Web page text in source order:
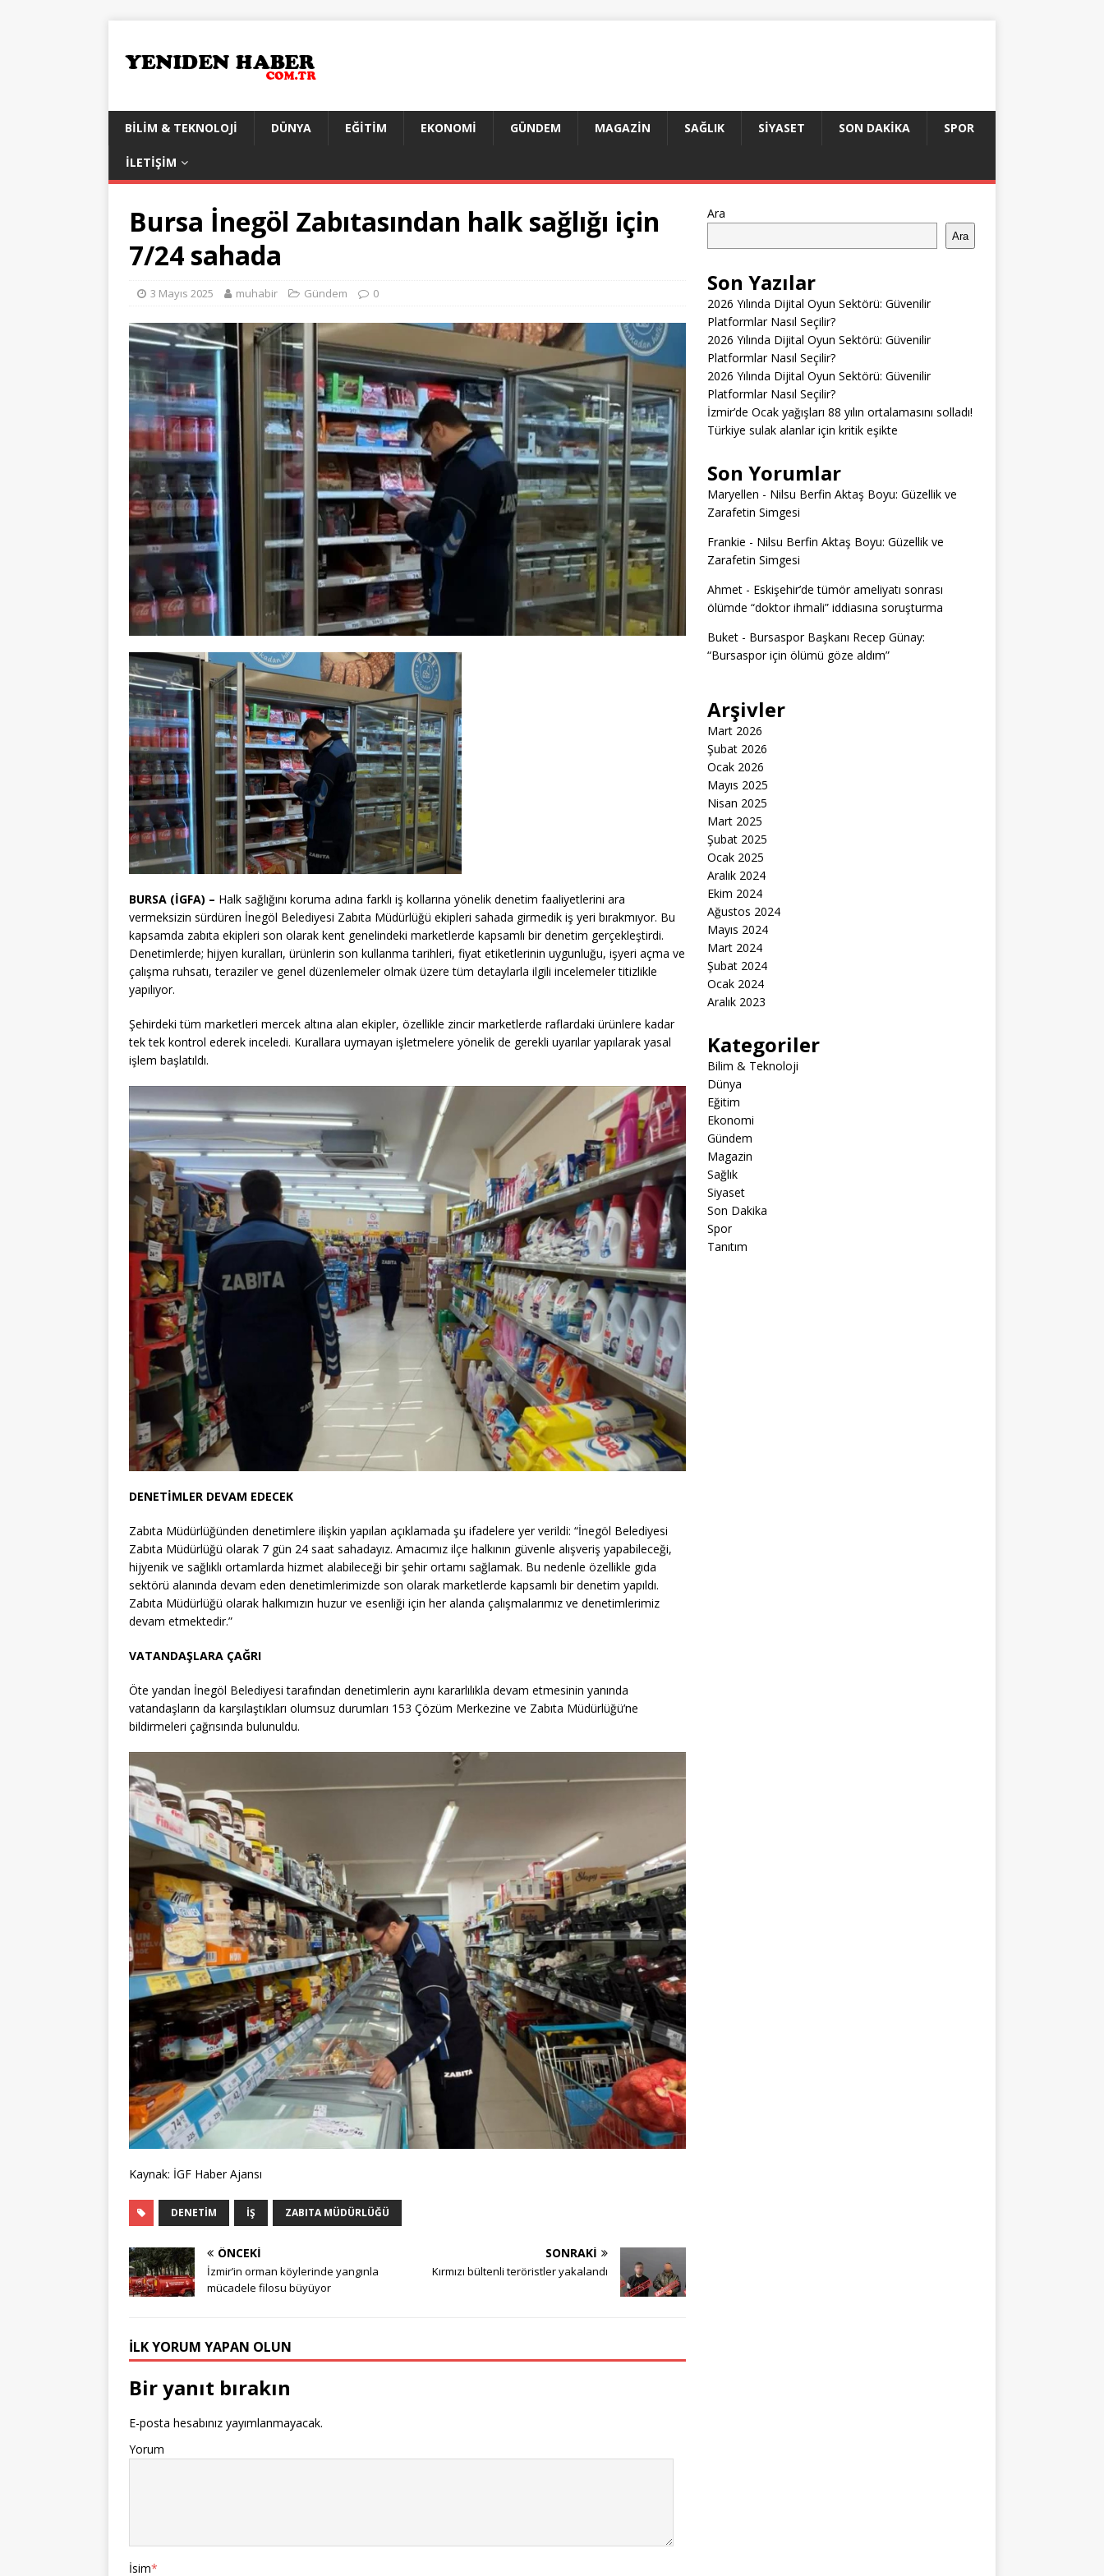
BILIM & TEKNOLOJI DÜNYA EĞITIM EKONOMI GÜNDEM MAGAZIN SAĞLIK SIYASET SON DAKIKA SPOR
İLETIŞIM
Bursa İnegöl Zabıtasından halk sağlığı için
7/24 sahada
3 Mayıs 2025 muhabir Gündem 0
BURSA (İGFA) – Halk sağlığını koruma adına farklı iş kollarına yönelik denetim faaliyetlerini ara
vermeksizin sürdüren İnegöl Belediyesi Zabıta Müdürlüğü ekipleri sahada girmedik iş yeri bırakmıyor. Bu
kapsamda zabıta ekipleri son olarak kent genelindeki marketlerde kapsamlı bir denetim gerçekleştirdi.
Denetimlerde; hijyen kuralları, ürünlerin son kullanma tarihleri, fiyat etiketlerinin uygunluğu, işyeri açma ve
çalışma ruhsatı, teraziler ve genel düzenlemeler olmak üzere tüm detaylarla ilgili incelemeler titizlikle
yapılıyor.
Şehirdeki tüm marketleri mercek altına alan ekipler, özellikle zincir marketlerde raflardaki ürünlere kadar
tek tek kontrol ederek inceledi. Kurallara uymayan işletmelere yönelik de gerekli uyarılar yapılarak yasal
işlem başlatıldı.
DENETİMLER DEVAM EDECEK
Zabıta Müdürlüğünden denetimlere ilişkin yapılan açıklamada şu ifadelere yer verildi: “İnegöl Belediyesi
Zabıta Müdürlüğü olarak 7 gün 24 saat sahadayız. Amacımız ilçe halkının güvenle alışveriş yapabileceği,
hijyenik ve sağlıklı ortamlarda hizmet alabileceği bir şehir ortamı sağlamak. Bu nedenle özellikle gıda
sektörü alanında devam eden denetimlerimizde son olarak marketlerde kapsamlı bir denetim yapıldı.
Zabıta Müdürlüğü olarak halkımızın huzur ve esenliği için her alanda çalışmalarımız ve denetimlerimiz
devam etmektedir.”
VATANDAŞLARA ÇAĞRI
Öte yandan İnegöl Belediyesi tarafından denetimlerin aynı kararlılıkla devam etmesinin yanında
vatandaşların da karşılaştıkları olumsuz durumları 153 Çözüm Merkezine ve Zabıta Müdürlüğü’ne
bildirmeleri çağrısında bulunuldu.
Kaynak: İGF Haber Ajansı
DENETIM İŞ ZABITA MÜDÜRLÜĞÜ
ÖNCEKI
İzmir’in orman köylerinde yangınla
mücadele filosu büyüyor
SONRAKI
Kırmızı bültenli teröristler yakalandı
İLK YORUM YAPAN OLUN
Bir yanıt bırakın
E-posta hesabınız yayımlanmayacak.
Yorum
İsim*
Ara
Ara
Son Yazılar
2026 Yılında Dijital Oyun Sektörü: Güvenilir
Platformlar Nasıl Seçilir?
2026 Yılında Dijital Oyun Sektörü: Güvenilir
Platformlar Nasıl Seçilir?
2026 Yılında Dijital Oyun Sektörü: Güvenilir
Platformlar Nasıl Seçilir?
İzmir’de Ocak yağışları 88 yılın ortalamasını solladı!
Türkiye sulak alanlar için kritik eşikte
Son Yorumlar
Maryellen - Nilsu Berfin Aktaş Boyu: Güzellik ve
Zarafetin Simgesi
Frankie - Nilsu Berfin Aktaş Boyu: Güzellik ve
Zarafetin Simgesi
Ahmet- Eskişehir’de tümör ameliyatı sonrası
ölümde “doktor ihmali” iddiasına soruşturma
Buket- Bursaspor Başkanı Recep Günay:
“Bursaspor için ölümü göze aldım”
Arşivler
Mart 2026
Şubat 2026
Ocak 2026
Mayıs 2025
Nisan 2025
Mart 2025
Şubat 2025
Ocak 2025
Aralık 2024
Ekim 2024
Ağustos 2024
Mayıs 2024
Mart 2024
Şubat 2024
Ocak 2024
Aralık 2023
Kategoriler
Bilim & Teknoloji
Dünya
Eğitim
Ekonomi
Gündem
Magazin
Sağlık
Siyaset
Son Dakika
Spor
Tanıtım